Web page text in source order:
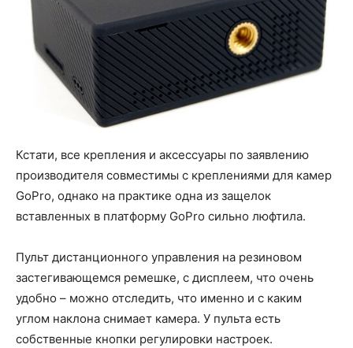
Кстати, все крепления и аксессуары по заявлению
производителя совместимы с креплениями для камер
GoPro, однако на практике одна из защелок
вставленных в платформу GoPro сильно люфтила.
Пульт дистанционного управления на резиновом
застегивающемся ремешке, с дисплеем, что очень
удобно – можно отследить, что именно и с каким
углом наклона снимает камера. У пульта есть
собственные кнопки регулировки настроек.